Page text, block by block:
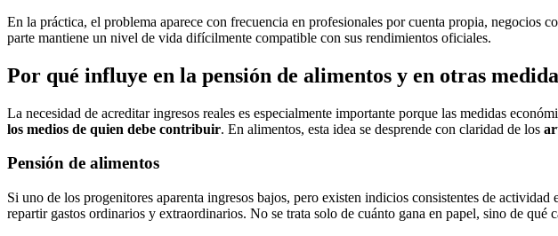
En la práctica, el problema aparece con frecuencia en profesionales por cuenta propia, negocios
parte mantiene un nivel de vida difícilmente compatible con sus rendimientos oficiales.
Por qué influye en la pensión de alimentos y en otras
La necesidad de acreditar ingresos reales es especialmente importante porque las medidas
los medios de quien debe contribuir. En alimentos, esta idea se desprende con claridad de los
Pensión de alimentos
Si uno de los progenitores aparenta ingresos bajos, pero existen indicios consistentes de
repartir gastos ordinarios y extraordinarios. No se trata solo de cuánto gana en papel, sino de qué